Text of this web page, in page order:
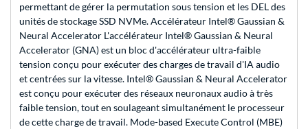
permettant de gérer la permutation sous tension et les DEL des
unités de stockage SSD NVMe. Accélérateur Intel® Gaussian &
Neural Accelerator L'accélérateur Intel® Gaussian & Neural
Accelerator (GNA) est un bloc d'accélérateur ultra-faible
tension conçu pour exécuter des charges de travail d'IA audio
et centrées sur la vitesse. Intel® Gaussian & Neural Accelerator
est conçu pour exécuter des réseaux neuronaux audio à très
faible tension, tout en soulageant simultanément le processeur
de cette charge de travail. Mode-based Execute Control (MBE)